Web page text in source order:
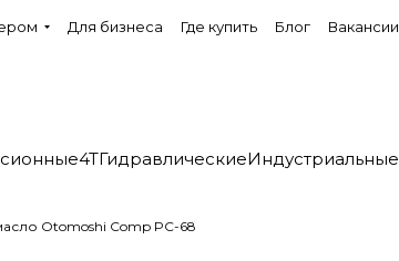
Для бизнеса Где купить Блог Вакансии
4TГидравлическиеИндустриальные
Otomoshi Comp PC-68